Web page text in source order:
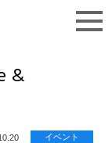
&
イベント